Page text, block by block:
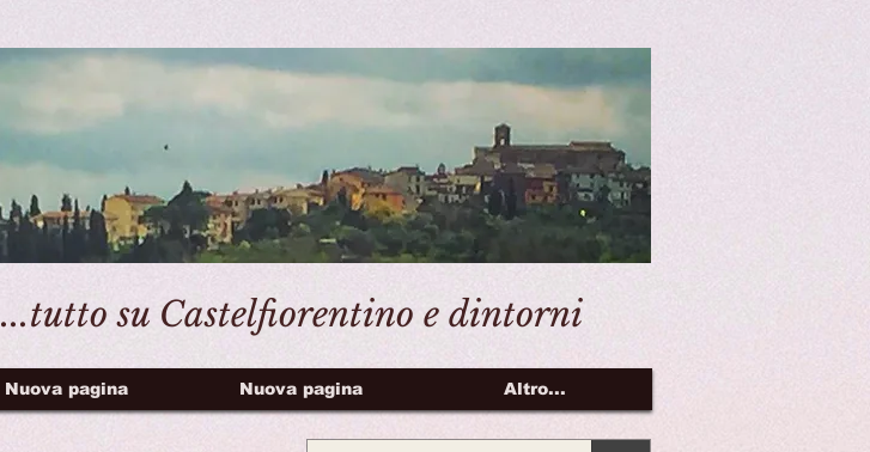
...tutto su Castelfiorentino e dintorni
Nuova pagina Nuova pagina Altro...